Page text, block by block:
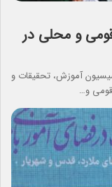
و محلی در
آموزش، تحقیقات و
و…